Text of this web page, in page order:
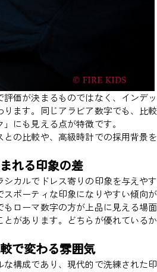
価が決まるものではなく、インデ
ます。同じアラビア数字でも、比
にも見える点が特徴です。
の比較や、高級時計での採用背景
れる印象の差
シカルでドレス寄りの印象を与えや
ポーティな印象になりやすい傾向が
ローマ数字の方が上品に見える場
があります。どちらが優れている
で変わる雰囲気
構成であり、現代的で洗練された